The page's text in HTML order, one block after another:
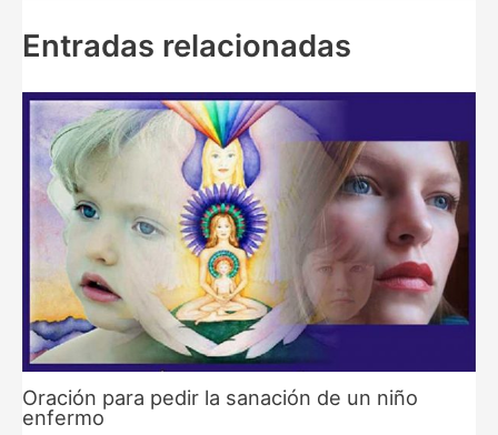
Entradas relacionadas
Oración para pedir la sanación de un niño
enfermo